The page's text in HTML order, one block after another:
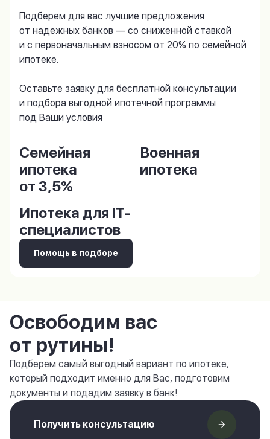
Подберем для вас лучшие предложения
от надежных банков — со сниженной ставкой
и с первоначальным взносом от 20% по семейной
ипотеке.
Оставьте заявку для бесплатной консультации
и подбора выгодной ипотечной программы
под Ваши условия
Семейная
ипотека
от 3,5%
Военная
ипотека
Ипотека для IT-
специалистов
Помощь в подборе
Освободим вас
от рутины!
Подберем самый выгодный вариант по ипотеке,
который подходит именно для Вас, подготовим
документы и подадим заявку в банк!
Получить консультацию